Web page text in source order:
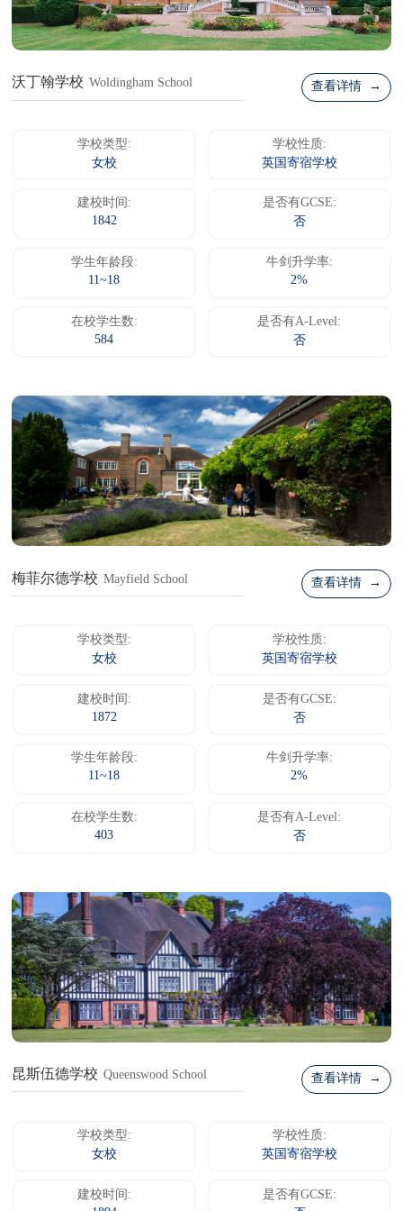
沃丁翰学校 Woldingham School 查看详情 →
学校类型:
女校
学校性质:
英国寄宿学校
建校时间:
1842
是否有GCSE:
否
学生年龄段:
11~18
牛剑升学率:
2%
在校学生数:
584
是否有A-Level:
否
梅菲尔德学校 Mayfield School 查看详情 →
学校类型:
女校
学校性质:
英国寄宿学校
建校时间:
1872
是否有GCSE:
否
学生年龄段:
11~18
牛剑升学率:
2%
在校学生数:
403
是否有A-Level:
否
昆斯伍德学校 Queenswood School 查看详情 →
学校类型:
女校
学校性质:
英国寄宿学校
建校时间:
是否有GCSE: